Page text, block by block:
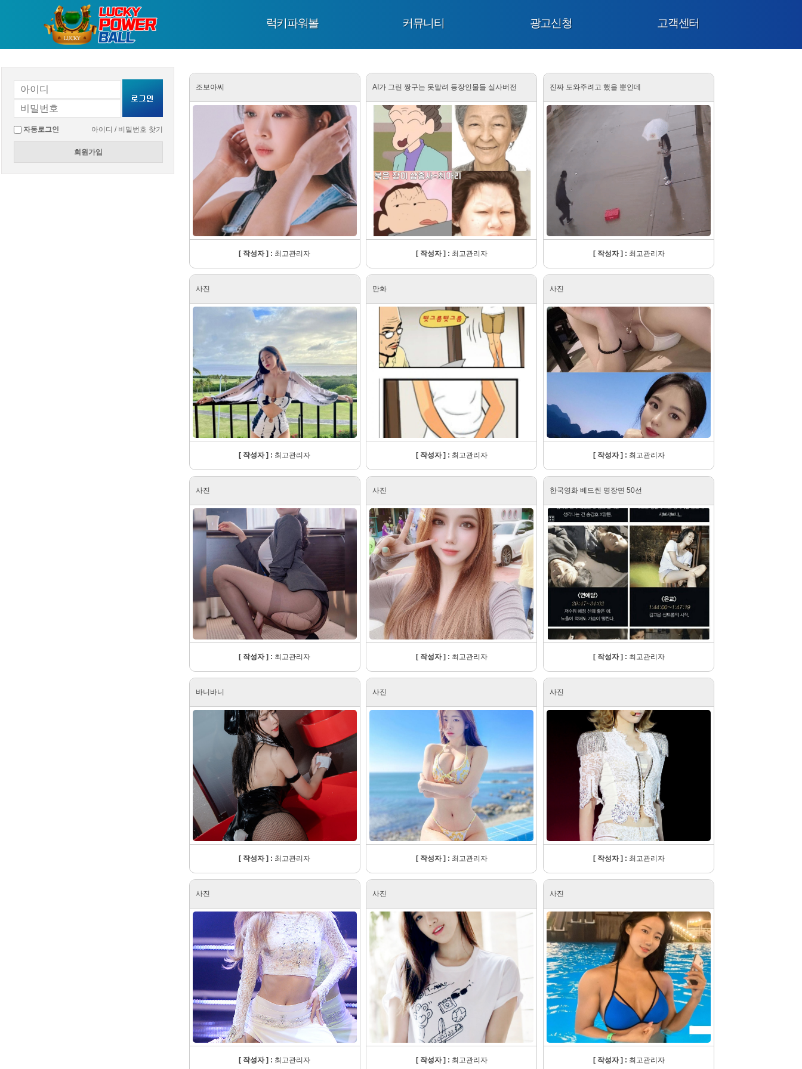
럭키파워볼 커뮤니티 광고신청 고객센터
자동로그인 아이디 / 비밀번호 찾기
회원가입
조보아씨
[ 작성자 ] : 최고관리자
AI가 그린 짱구는 못말려 등장인물들 실사버전
[ 작성자 ] : 최고관리자
진짜 도와주려고 했을 뿐인데
[ 작성자 ] : 최고관리자
사진
[ 작성자 ] : 최고관리자
만화
[ 작성자 ] : 최고관리자
사진
[ 작성자 ] : 최고관리자
사진
[ 작성자 ] : 최고관리자
사진
[ 작성자 ] : 최고관리자
한국영화 베드씬 명장면 50선
[ 작성자 ] : 최고관리자
바니바니
[ 작성자 ] : 최고관리자
사진
[ 작성자 ] : 최고관리자
사진
[ 작성자 ] : 최고관리자
사진
[ 작성자 ] : 최고관리자
사진
[ 작성자 ] : 최고관리자
사진
[ 작성자 ] : 최고관리자